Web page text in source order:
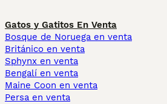
Gatos y Gatitos En Venta
Bosque de Noruega en venta
Británico en venta
Sphynx en venta
Bengalí en venta
Maine Coon en venta
Persa en venta